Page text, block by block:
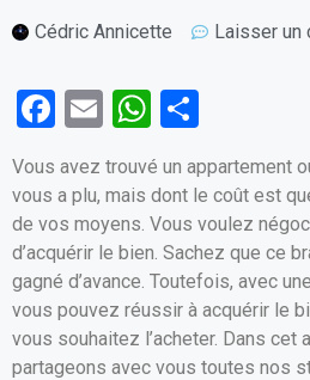
Cédric Annicette Laisser un
F
ce
b
o
o
k
E
ail
W
h
at
s
A
p
p
ta
g
er
Vous avez trouvé un appartement
vous a plu, mais dont le coût est
de vos moyens. Vous voulez
d’acquérir le bien. Sachez que ce
gagné d’avance. Toutefois, avec
vous pouvez réussir à acquérir le
vous souhaitez l’acheter. Dans cet
partageons avec vous toutes nos